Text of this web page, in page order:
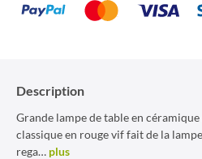
Description
Grande lampe de table en
classique en rouge vif fait de la
rega… plus